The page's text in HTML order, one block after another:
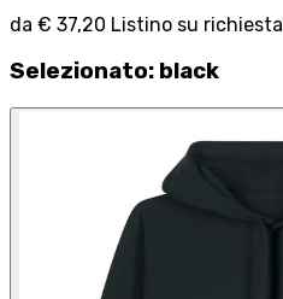
da € 37,20 Listino su richiesta
Selezionato: black